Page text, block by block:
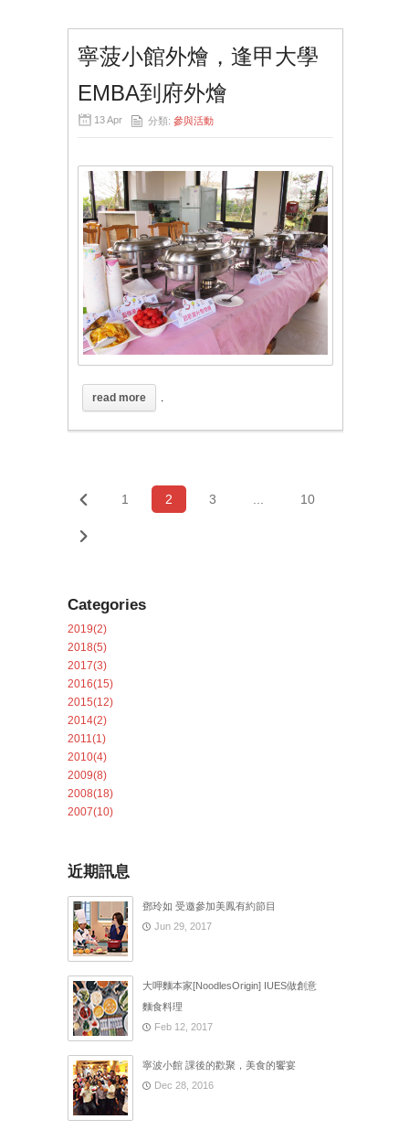
寧菠小館外燴，逢甲大學
EMBA到府外燴
13 Apr 分類: 參與活動
read more .
1 2 3 10
Categories
2019(2)
2018(5)
2017(3)
2016(15)
2015(12)
2014(2)
2011(1)
2010(4)
2009(8)
2008(18)
2007(10)
近期訊息
鄧玲如 受邀參加美鳳有約節目
Jun 29, 2017
大呷麵本家[NoodlesOrigin] IUES做創意
麵食料理
Feb 12, 2017
寧波小館 課後的歡聚，美食的饗宴
Dec 28, 2016